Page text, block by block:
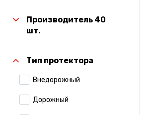
Производитель 40
шт.
Тип протектора
Внедорожный
Дорожный